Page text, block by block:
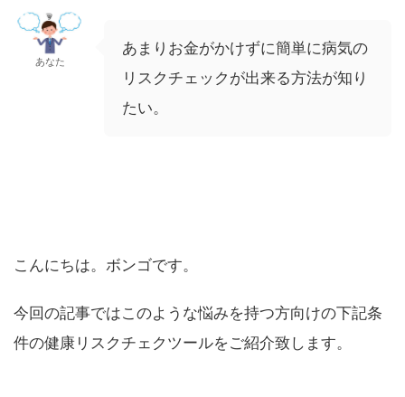
あなた
あまりお金がかけずに簡単に病気の
リスクチェックが出来る方法が知り
たい。
こんにちは。ボンゴです。
今回の記事ではこのような悩みを持つ方向けの下記条
件の健康リスクチェクツールをご紹介致します。